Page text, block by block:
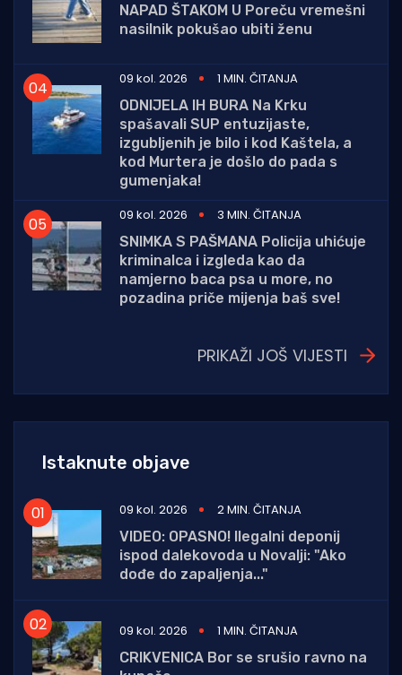
NAPAD ŠTAKOM U Poreču vremešni
nasilnik pokušao ubiti ženu
09 kol. 2026
1 MIN. ČITANJA
ODNIJELA IH BURA Na Krku
spašavali SUP entuzijaste,
izgubljenih je bilo i kod Kaštela, a
kod Murtera je došlo do pada s
gumenjaka!
09 kol. 2026
3 MIN. ČITANJA
SNIMKA S PAŠMANA Policija uhićuje
kriminalca i izgleda kao da
namjerno baca psa u more, no
pozadina priče mijenja baš sve!
PRIKAŽI JOŠ VIJESTI
Istaknute objave
09 kol. 2026
2 MIN. ČITANJA
VIDEO: OPASNO! Ilegalni deponij
ispod dalekovoda u Novalji: "Ako
dođe do zapaljenja..."
09 kol. 2026
1 MIN. ČITANJA
CRIKVENICA Bor se srušio ravno na